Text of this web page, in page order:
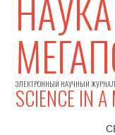
ЭЛЕКТРОННЫЙ НАУЧНЫЙ
SCIENCE IN